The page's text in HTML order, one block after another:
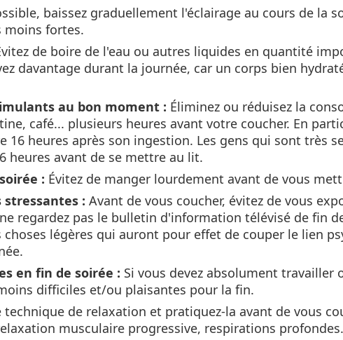
baissez graduellement l'éclairage au cours de la
moins fortes.
de boire de l'eau ou autres liquides en quantité
davantage durant la journée, car un corps bien
au bon moment : Éliminez ou réduisez la
café... plusieurs heures avant votre coucher. En
16 heures après son ingestion. Les gens qui sont très
heures avant de se mettre au lit.
: Évitez de manger lourdement avant de vous
: Avant de vous coucher, évitez de vous
regardez pas le bulletin d'information télévisé de fin
légères qui auront pour effet de couper le lien
en fin de soirée : Si vous devez absolument travailler
difficiles et/ou plaisantes pour la fin.
technique de relaxation et pratiquez-la avant de vous
musculaire progressive, respirations profondes.